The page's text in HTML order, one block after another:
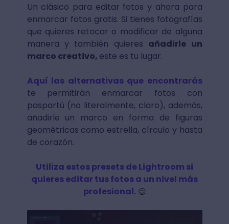
Un clásico para editar fotos y ahora para
enmarcar fotos gratis. Si tienes fotografías
que quieres retocar o modificar de alguna
manera y también quieres añadirle un
marco creativo, este es tu lugar.
Aquí las alternativas que encontrarás
te permitirán enmarcar fotos con
paspartú (no literalmente, claro), además,
añadirle un marco en forma de figuras
geométricas como estrella, círculo y hasta
de corazón.
Utiliza estos presets de Lightroom si
quieres editar tus fotos a un nivel más
profesional.😉